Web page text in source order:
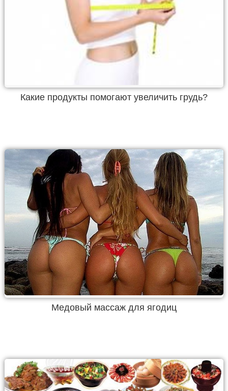
Какие продукты помогают увеличить грудь?
Медовый массаж для ягодиц